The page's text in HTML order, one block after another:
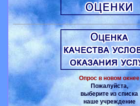
Опрос в новом окнее
Пожалуйста,
выберите из списка
наше учреждение